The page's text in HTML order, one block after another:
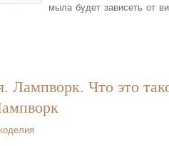
мыла будет зависеть от
Лампворк. Что это